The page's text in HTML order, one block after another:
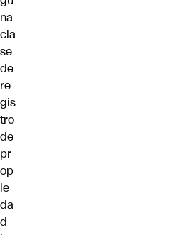
na
cla
se
de
re
gis
tro
de
pr
op
ie
da
d